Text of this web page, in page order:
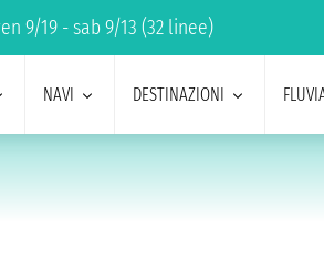
9/19 - sab 9/13 (32 linee)
NAVI DESTINAZIONI